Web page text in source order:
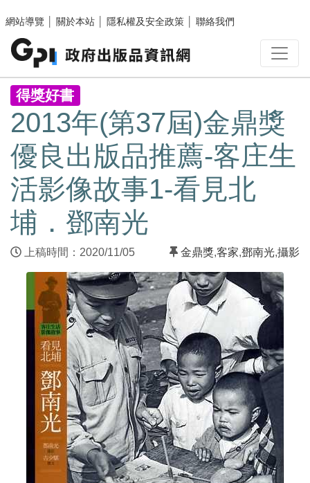
網站導覽
關於本站 隱私權及安全政策 聯絡我們
:::
得獎好書
2013年(第37屆)金鼎獎
優良出版品推薦-客庄生
活影像故事1-看見北
埔．鄧南光
上稿時間：2020/11/05 金鼎獎,客家,鄧南光,攝影